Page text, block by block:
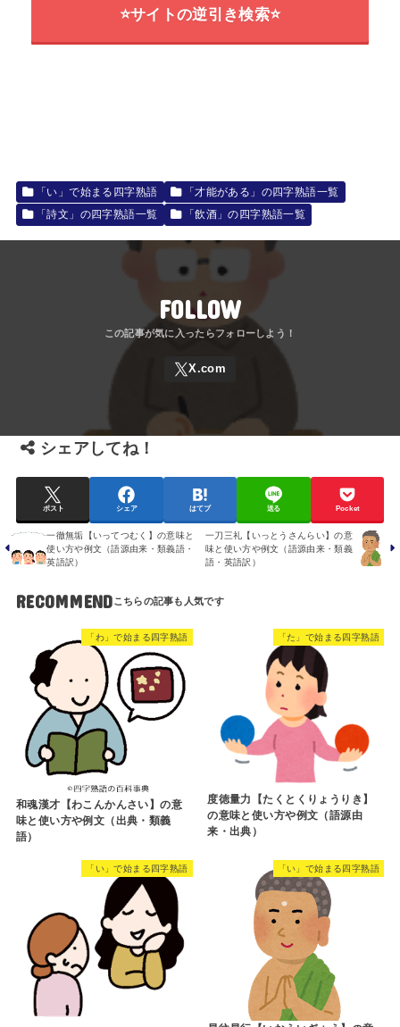
⭐サイトの逆引き検索⭐
「い」で始まる四字熟語
「才能がある」の四字熟語一覧
「詩文」の四字熟語一覧
「飲酒」の四字熟語一覧
FOLLOW
シェアしてね！
ポスト シェア はてブ 送る Pocket
一徹無垢【いってつむく】の意味と
使い方や例文（語源由来・類義語・
英語訳）
一刀三礼【いっとうさんらい】の意
味と使い方や例文（語源由来・類義
語・英語訳）
RECOMMEND
「わ」で始まる四字熟語
和魂漢才【わこんかんさい】の意
味と使い方や例文（出典・類義
語）
「た」で始まる四字熟語
度徳量力【たくとくりょうりき】
の意味と使い方や例文（語源由
来・出典）
「い」で始まる四字熟語 「い」で始まる四字熟語